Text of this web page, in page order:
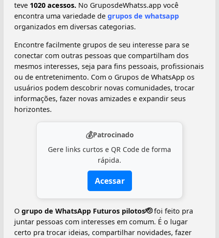
teve 1020 acessos. No GruposdeWhatss.app você
encontra uma variedade de grupos de whatsapp
organizados em diversas categorias.
Encontre facilmente grupos de seu interesse para se
conectar com outras pessoas que compartilham dos
mesmos interesses, seja para fins pessoais, profissionais
ou de entretenimento. Com o Grupos de WhatsApp os
usuários podem descobrir novas comunidades, trocar
informações, fazer novas amizades e expandir seus
horizontes.
💰Patrocinado
Gere links curtos e QR Code de forma
rápida.
Acessar
O grupo de WhatsApp Futuros pilotos🫡️foi feito pra
juntar pessoas com interesses em comum. É o lugar
certo pra trocar ideias, compartilhar novidades, fazer